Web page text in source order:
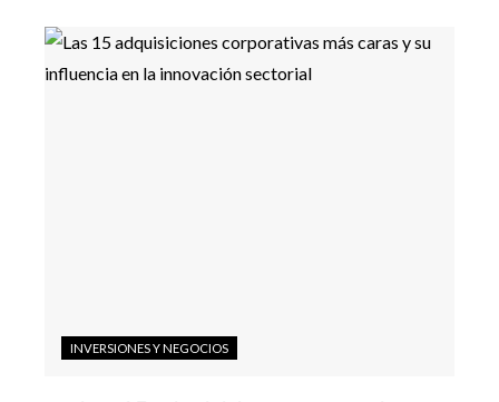
INVERSIONES Y NEGOCIOS